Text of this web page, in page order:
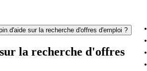
d'aide sur la recherche d'offres d'emploi ?
la recherche d'offres